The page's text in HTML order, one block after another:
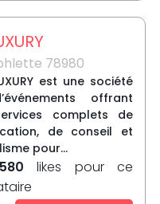
78980
est une société
offrant
complets de
de conseil et
pour...
580 likes pour ce